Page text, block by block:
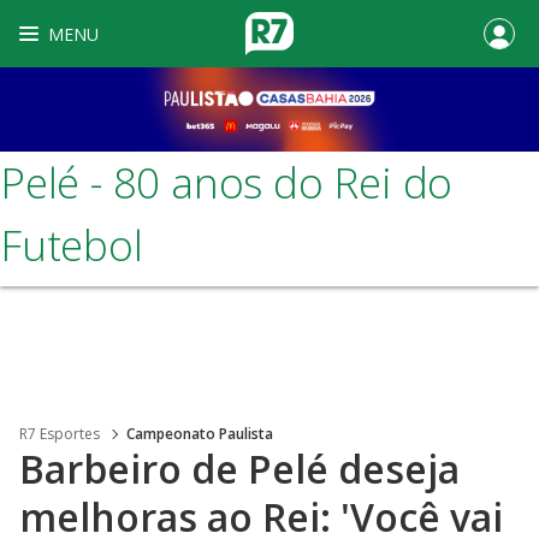
MENU
Pelé - 80 anos do Rei do
Futebol
R7 Esportes Campeonato Paulista
Barbeiro de Pelé deseja
melhoras ao Rei: 'Você vai